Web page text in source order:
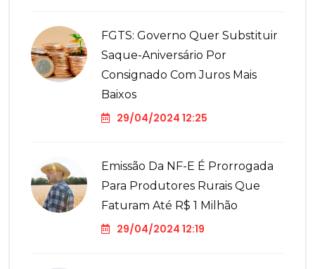
FGTS: Governo Quer Substituir
Saque-Aniversário Por
Consignado Com Juros Mais
Baixos
29/04/2024 12:25
Emissão Da NF-E É Prorrogada
Para Produtores Rurais Que
Faturam Até R$ 1 Milhão
29/04/2024 12:19